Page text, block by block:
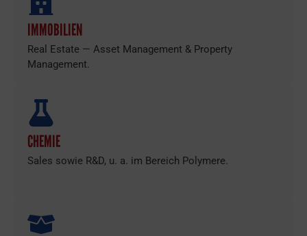
IMMOBILIEN
Real Estate — Asset Management & Property
Management.
CHEMIE
Sales sowie R&D, u. a. im Bereich Polymere.